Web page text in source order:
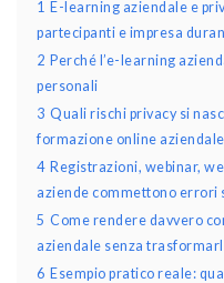
1 E-learning aziendale e
partecipanti e impresa
2 Perché l’e-learning
personali
3 Quali rischi privacy si
formazione online aziendale
4 Registrazioni, webinar,
aziende commettono errori
5 Come rendere davvero
aziendale senza
6 Esempio pratico reale: